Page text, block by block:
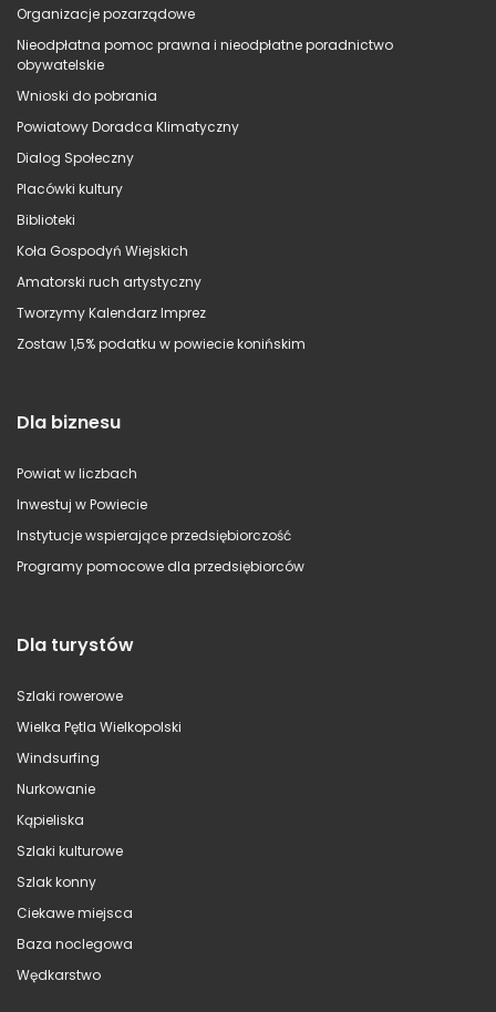
Organizacje pozarządowe
Nieodpłatna pomoc prawna i nieodpłatne poradnictwo
obywatelskie
Wnioski do pobrania
Powiatowy Doradca Klimatyczny
Dialog Społeczny
Placówki kultury
Biblioteki
Koła Gospodyń Wiejskich
Amatorski ruch artystyczny
Tworzymy Kalendarz Imprez
Zostaw 1,5% podatku w powiecie konińskim
Dla biznesu
Powiat w liczbach
Inwestuj w Powiecie
Instytucje wspierające przedsiębiorczość
Programy pomocowe dla przedsiębiorców
Dla turystów
Szlaki rowerowe
Wielka Pętla Wielkopolski
Windsurfing
Nurkowanie
Kąpieliska
Szlaki kulturowe
Szlak konny
Ciekawe miejsca
Baza noclegowa
Wędkarstwo